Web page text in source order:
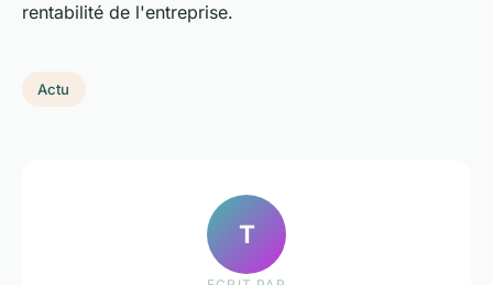
rentabilité de l'entreprise.
Actu
T